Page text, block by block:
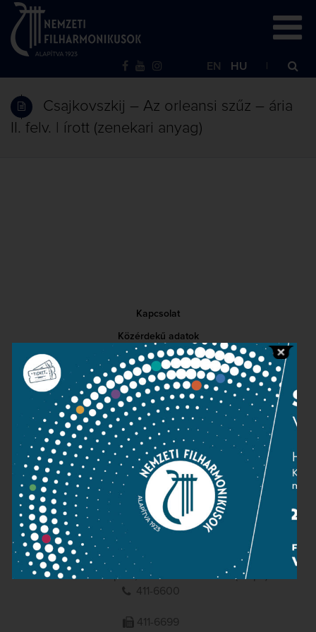
EN HU
Csajkovszkij – Az orleansi szűz – ária
II. felv. | írott (zenekari anyag)
Kapcsolat
Közérdekű adatok
Sajtószoba
Adatvédelem
Impresszum
NEMZETI
FILHARMONIKUSOK
1095 Budapest, Komor Marcell u. 1. (Müpa)
411-6600
411-6699